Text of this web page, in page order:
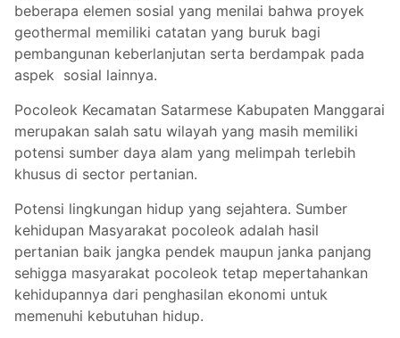
beberapa elemen sosial yang menilai bahwa proyek
geothermal memiliki catatan yang buruk bagi
pembangunan keberlanjutan serta berdampak pada
aspek sosial lainnya.
Pocoleok Kecamatan Satarmese Kabupaten Manggarai
merupakan salah satu wilayah yang masih memiliki
potensi sumber daya alam yang melimpah terlebih
khusus di sector pertanian.
Potensi lingkungan hidup yang sejahtera. Sumber
kehidupan Masyarakat pocoleok adalah hasil
pertanian baik jangka pendek maupun janka panjang
sehigga masyarakat pocoleok tetap mepertahankan
kehidupannya dari penghasilan ekonomi untuk
memenuhi kebutuhan hidup.